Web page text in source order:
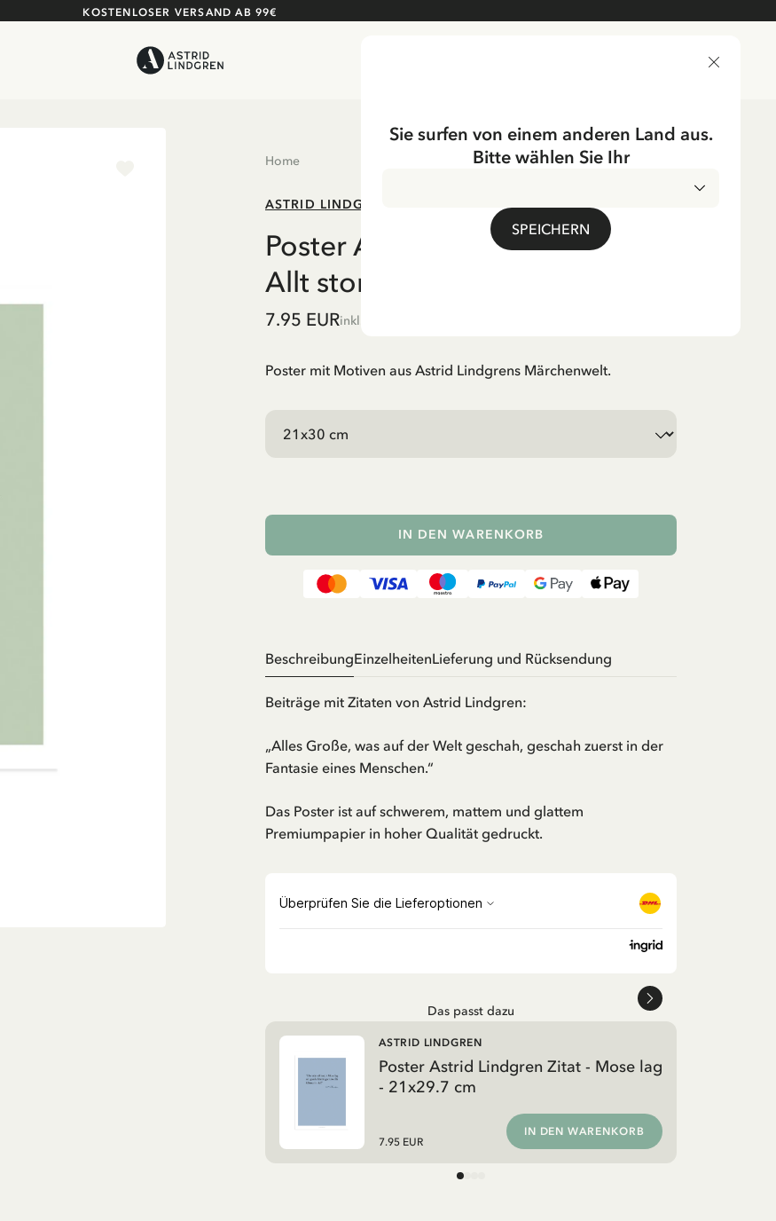
KOSTENLOSER VERSAND AB 99€
Home
ASTRID LINDGREN
Poster Astrid Lindgren Zitat -
Allt stort - 21x29.7 cm
7.95 EURinkl. MwSt.
Poster mit Motiven aus Astrid Lindgrens Märchenwelt.
IN DEN WARENKORB
BeschreibungEinzelheitenLieferung und Rücksendung
Beiträge mit Zitaten von Astrid Lindgren:
„Alles Große, was auf der Welt geschah, geschah zuerst in der
Fantasie eines Menschen.“
Das Poster ist auf schwerem, mattem und glattem
Premiumpapier in hoher Qualität gedruckt.
Das passt dazu
Poster Astrid Lindgren Zitat - Mose lag
- 21x29.7 cm
ASTRID LINDGREN
7.95 EUR
IN DEN WARENKORB
Sie surfen von einem anderen Land aus.
Bitte wählen Sie Ihr
SPEICHERN